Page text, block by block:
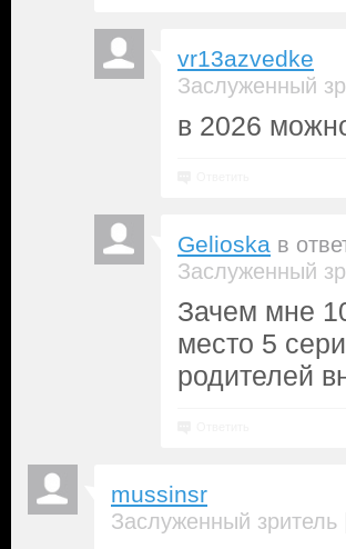
vr13azvedke
Заслуженный
в 2026
Gelioska в
Заслуженный
Зачем мне
место 5
родителей
mussinsr
Заслуженный зритель